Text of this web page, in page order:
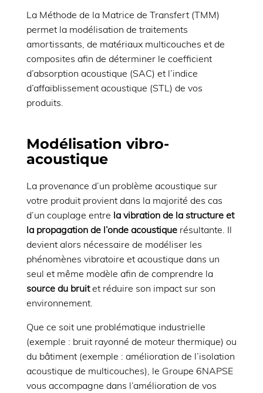
La Méthode de la Matrice de Transfert (TMM)
permet la modélisation de traitements
amortissants, de matériaux multicouches et de
composites afin de déterminer le coefficient
d’absorption acoustique (SAC) et l’indice
d’affaiblissement acoustique (STL) de vos
produits.
Modélisation vibro-
acoustique
La provenance d’un problème acoustique sur
votre produit provient dans la majorité des cas
d’un couplage entre la vibration de la structure et
la propagation de l’onde acoustiquerésultante. Il
devient alors nécessaire de modéliser les
phénomènes vibratoire et acoustique dans un
seul et même modèle afin de comprendre la
source du bruitet réduire son impact sur son
environnement.
Que ce soit une problématique industrielle
(exemple : bruit rayonné de moteur thermique) ou
du bâtiment (exemple : amélioration de l’isolation
acoustique de multicouches), le Groupe 6NAPSE
vous accompagne dans l’amélioration de vos